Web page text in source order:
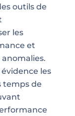
outils de
les
et
les
temps de